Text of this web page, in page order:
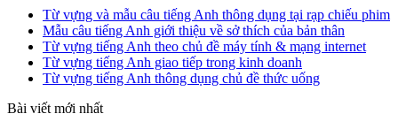
Từ vựng và mẫu câu tiếng Anh thông dụng tại rạp chiếu phim
Mẫu câu tiếng Anh giới thiệu về sở thích của bản thân
Từ vựng tiếng Anh theo chủ đề máy tính & mạng internet
Từ vựng tiếng Anh giao tiếp trong kinh doanh
Từ vựng tiếng Anh thông dụng chủ đề thức uống
Bài viết mới nhất